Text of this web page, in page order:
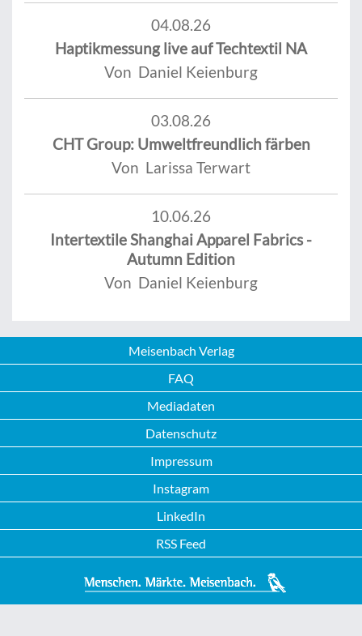
04.08.26
Haptikmessung live auf Techtextil NA
Von Daniel Keienburg
03.08.26
CHT Group: Umweltfreundlich färben
Von Larissa Terwart
10.06.26
Intertextile Shanghai Apparel Fabrics -
Autumn Edition
Von Daniel Keienburg
Meisenbach Verlag
FAQ
Mediadaten
Datenschutz
Impressum
Instagram
LinkedIn
RSS Feed